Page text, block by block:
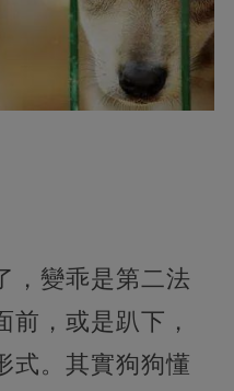
直不動
，變乖是第二法
前，或是趴下，
式。其實狗狗懂